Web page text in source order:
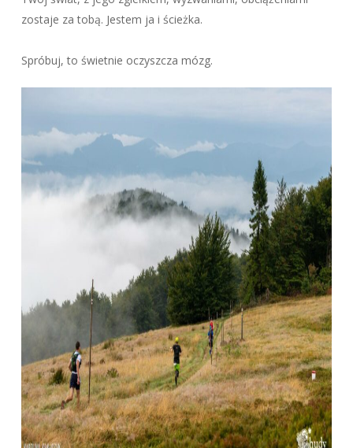
zostaje za tobą. Jestem ja i ścieżka.
Spróbuj, to świetnie oczyszcza mózg.